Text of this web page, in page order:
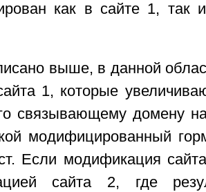
как в сайте 1, так
выше, в данной
1, которые
связывающему домену
модифицированный
Если модификация
сайта 2, где